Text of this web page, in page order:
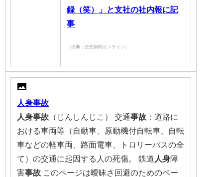
録（笑）」と支社の社内報に記
事
（出典：読売新聞オンライン）
人身事故
人身事故 （じんしんじこ） 交通事故 ：道路に
おける車両等（自動車、原動機付自転車、自転
車などの軽車両、路面電車、トロリーバスの全
て）の交通に起因する人の死傷。 鉄道 人身障
害事故 このページは曖昧さ回避のためのペー